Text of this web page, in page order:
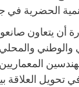
الحضرية في
أن يتعاون
والوطني
تحويل العلاقة